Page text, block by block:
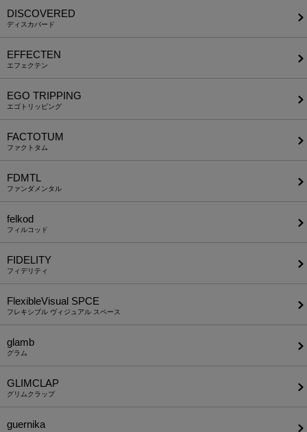
DISCOVERED
ディスカバード
EFFECTEN
エフェクテン
EGO TRIPPING
エゴトリッピング
FACTOTUM
ファクトタム
FDMTL
ファンダメンタル
felkod
フィルコッド
FIDELITY
フィデリティ
FlexibleVisual SPCE
フレキシブル ヴィジュアル スペース
glamb
グラム
GLIMCLAP
グリムクラップ
guernika